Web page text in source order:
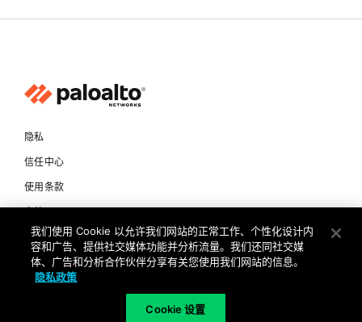
隐私
信任中心
使用条款
版权所有 © 2026 Palo Alto Networks。保留所有权利
我们使用 Cookie 以允许我们网站的正常工作、个性化设计内
容和广告、提供社交媒体功能并分析流量。我们还同社交媒
体、广告和分析合作伙伴分享有关您使用我们网站的信息。
隐私政策
Cookie 设置